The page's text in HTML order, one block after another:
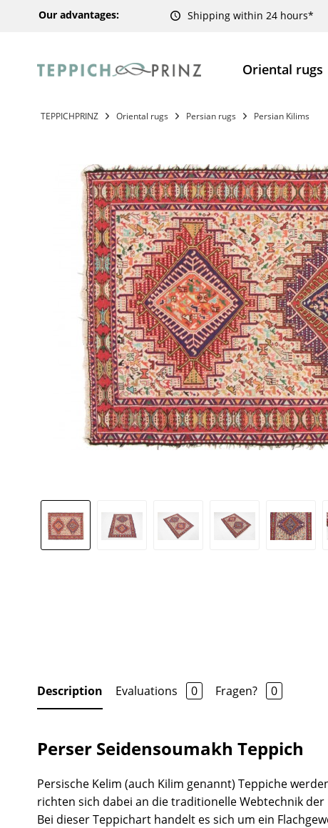
Our advantages: Shipping within 24 hours*
Oriental rugs
TEPPICHPRINZ Oriental rugs Persian rugs Persian Kilims
Description Evaluations 0 Fragen? 0
Perser Seidensoumakh Teppich
Persische Kelim (auch Kilim genannt) Teppiche
richten sich dabei an die traditionelle Webtechnik der
Bei dieser Teppichart handelt es sich um ein